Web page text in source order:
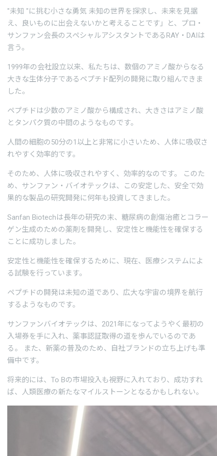
"未知 "に挑む小さな勇気 未知の世界を探求し、未来を見据
え、良いものに出会えないかと考えることです」と、プロ・
サンファン会長のスペシャルアシスタントであるRAY・DAIは
言う。
1999年の会社設立以来、私たちは、数個のアミノ酸からなる
大きな生体分子であるペプチド配列の開発に取り組んできま
した。
ペプチドは少数のアミノ酸から構成され、大きさはアミノ酸
とタンパク質の中間のようなものです。
人間の細胞の50分の1以上と非常に小さいため、人体に吸収さ
れやすく効率的です。
そのため、人体に吸収されやすく、効率的なのです。 このた
め、サンファン・バイオテックは、この安定した、安全で効
果的な製品の研究開発に何年も投資してきました。
Sanfan Biotechは長年の研究の末、糖尿病の創傷治癒とコラー
ゲン生成のための薬剤を開発し、安定性と機能性を確保する
ことに成功しました。
安定性と機能性を確保するために、現在、医療システムによ
る試験を行っています。
ペプチドの開発は未知の道であり、広大な宇宙の境界を航行
するようなものです。
サンファンバイオテックは、2021年になってようやく最初の
入場券を手に入れ、薬事認証取得の道を歩んでいるのであ
る。 また、新薬の普及のため、自社ブランドの立ち上げも準
備中です。
将来的には、To Bの市場投入も視野に入れており、成功すれ
ば、人類医療の新たなマイルストーンとなるかもしれない。